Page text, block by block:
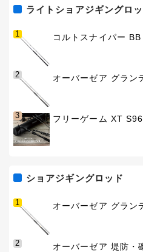
ライトショアジギングロ
1 コルトスナイパー
2 オーバーゼア グラン
3 フリーゲーム XT
ショアジギングロッド
1 オーバーゼア グラン
2 オーバーゼア 堤防・